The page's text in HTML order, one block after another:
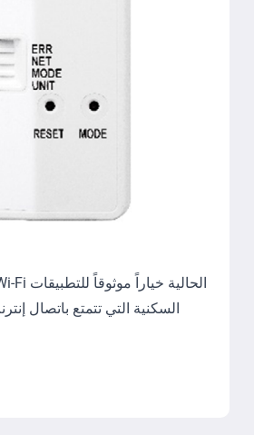
السكنية التي تتمتع باتصال